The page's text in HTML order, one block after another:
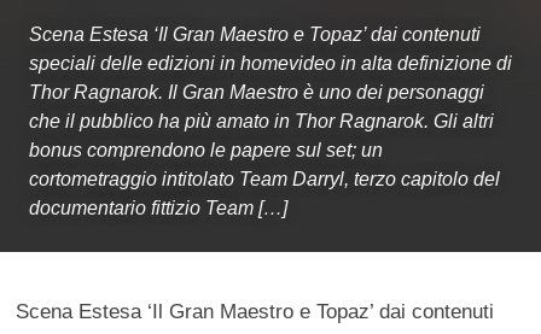
Scena Estesa ‘Il Gran Maestro e Topaz’ dai contenuti
speciali delle edizioni in homevideo in alta definizione di
Thor Ragnarok. Il Gran Maestro è uno dei personaggi
che il pubblico ha più amato in Thor Ragnarok. Gli altri
bonus comprendono le papere sul set; un
cortometraggio intitolato Team Darryl, terzo capitolo del
documentario fittizio Team […]
Scena Estesa ‘Il Gran Maestro e Topaz’ dai contenuti